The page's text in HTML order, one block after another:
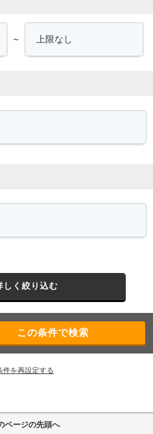
～
しく絞り込む
件を再設定する
ページの先頭へ